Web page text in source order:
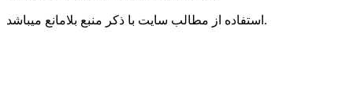
استفاده از مطالب سایت با ذکر منبع بلامانع میباشد.